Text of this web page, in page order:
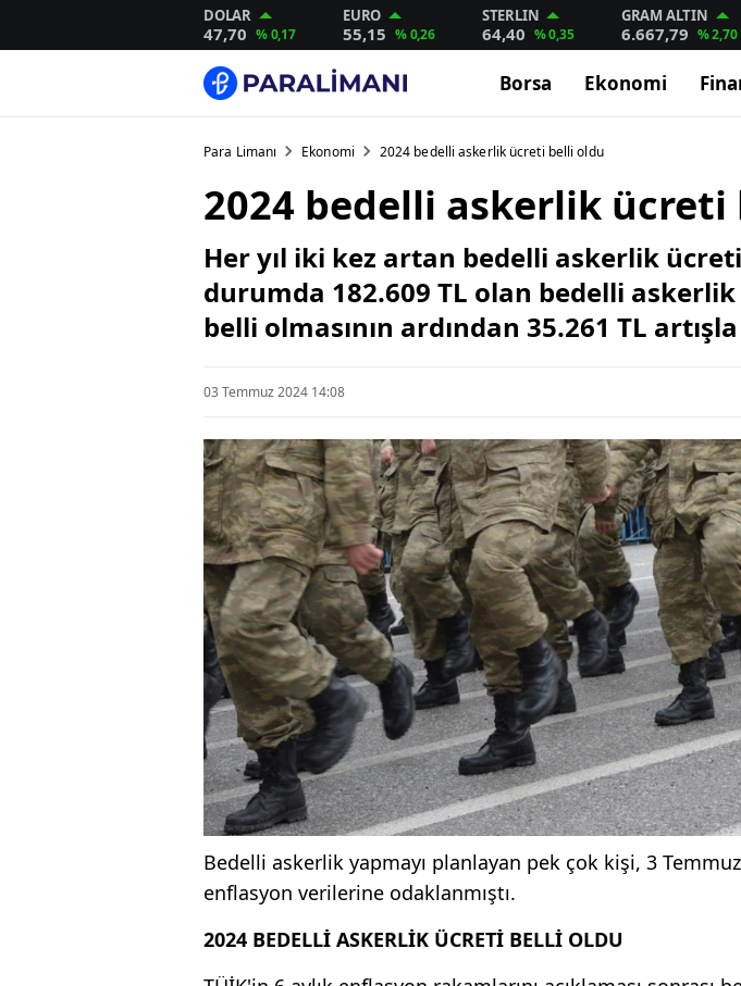
DOLAR
47,70 % 0,17
EURO
55,15 % 0,26
STERLIN
64,40 % 0,35
GRAM ALTIN
6.667,79 % 2,70
Borsa Ekonomi
Para Limanı Ekonomi 2024 bedelli askerlik ücreti belli oldu
2024 bedelli askerlik
Her yıl iki kez artan bedelli askerlik
durumda 182.609 TL olan bedelli
belli olmasının ardından 35.261 TL
03 Temmuz 2024 14:08
Bedelli askerlik yapmayı planlayan pek çok kişi, 3
enflasyon verilerine odaklanmıştı.
2024 BEDELLİ ASKERLİK ÜCRETİ BELLİ OLDU